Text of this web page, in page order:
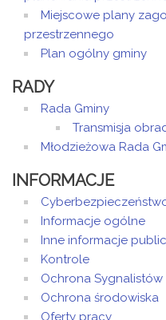
Miejscowe plany
przestrzennego
Plan ogólny gminy
RADY
Rada Gminy
Transmisja
Młodzieżowa Rada
INFORMACJE
Informacje ogólne
Inne informacje
Kontrole
Ochrona Sygnalistów
Ochrona środowiska
Oferty pracy